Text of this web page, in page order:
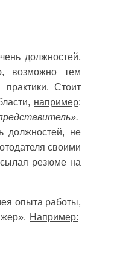
должностей,
возможно тем
Стоит
например:
должностей, не
своими
резюме на
опыта работы,
Например: